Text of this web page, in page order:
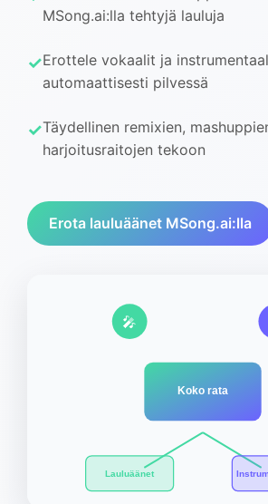
MSong.ai:lla tehtyjä lauluja
Erottele vokaalit ja
automaattisesti pilvessä
Täydellinen remixien,
harjoitusraitojen tekoon
Erota lauluäänet MSong.ai:lla
Koko rata
Lauluäänet
🎤